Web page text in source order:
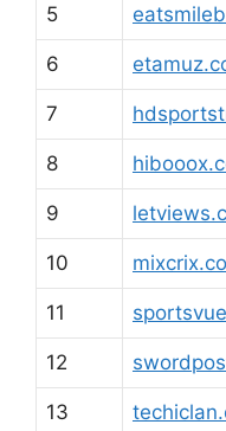
5
6
7
8
9
10
11
12
13